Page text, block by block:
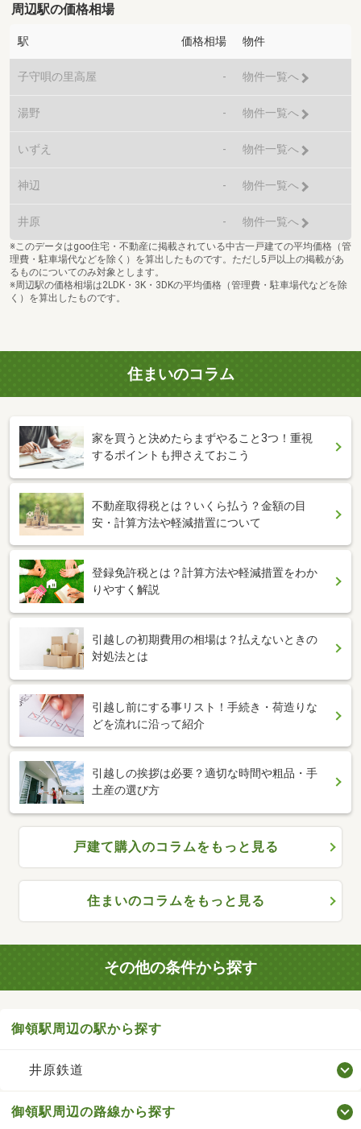
周辺駅の価格相場
駅 価格相場 物件
子守唄の里高屋 - 物件一覧へ
湯野 - 物件一覧へ
いずえ - 物件一覧へ
神辺 - 物件一覧へ
井原 - 物件一覧へ
※このデータはgoo住宅・不動産に掲載されている中古一戸建ての平均価格（管
理費・駐車場代などを除く）を算出したものです。ただし5戸以上の掲載があ
るものについてのみ対象とします。
※周辺駅の価格相場は2LDK・3K・3DKの平均価格（管理費・駐車場代などを除
く）を算出したものです。
住まいのコラム
家を買うと決めたらまずやること3つ！重視
するポイントも押さえておこう
不動産取得税とは？いくら払う？金額の目
安・計算方法や軽減措置について
登録免許税とは？計算方法や軽減措置をわか
りやすく解説
引越しの初期費用の相場は？払えないときの
対処法とは
引越し前にする事リスト！手続き・荷造りな
どを流れに沿って紹介
引越しの挨拶は必要？適切な時間や粗品・手
土産の選び方
戸建て購入のコラムをもっと見る
住まいのコラムをもっと見る
その他の条件から探す
御領駅周辺の駅から探す
井原鉄道
御領駅周辺の路線から探す